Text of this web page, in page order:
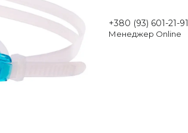
+380 (93) 601-21-91
Менеджер Online